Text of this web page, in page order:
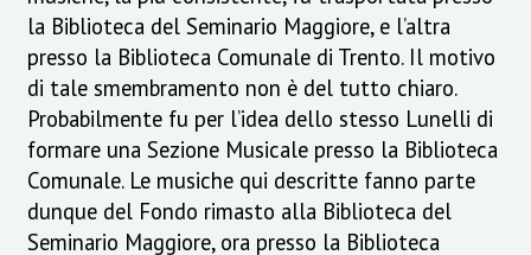
la Biblioteca del Seminario Maggiore, e l’altra
presso la Biblioteca Comunale di Trento. Il motivo
di tale smembramento non è del tutto chiaro.
Probabilmente fu per l’idea dello stesso Lunelli di
formare una Sezione Musicale presso la Biblioteca
Comunale. Le musiche qui descritte fanno parte
dunque del Fondo rimasto alla Biblioteca del
Seminario Maggiore, ora presso la Biblioteca